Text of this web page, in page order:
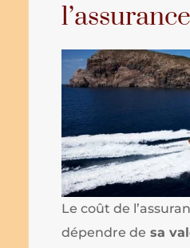
Le coût de
dépendre de sa